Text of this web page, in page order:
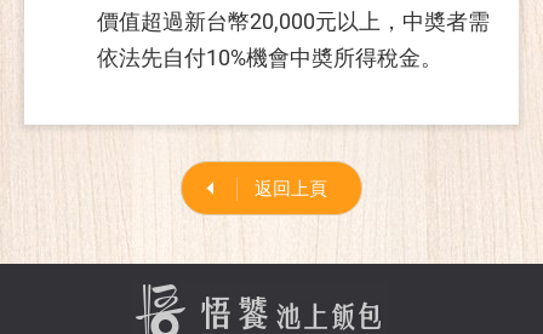
價值超過新台幣20,000元以上，中奬者需
依法先自付10%機會中奬所得稅金。
返回上頁